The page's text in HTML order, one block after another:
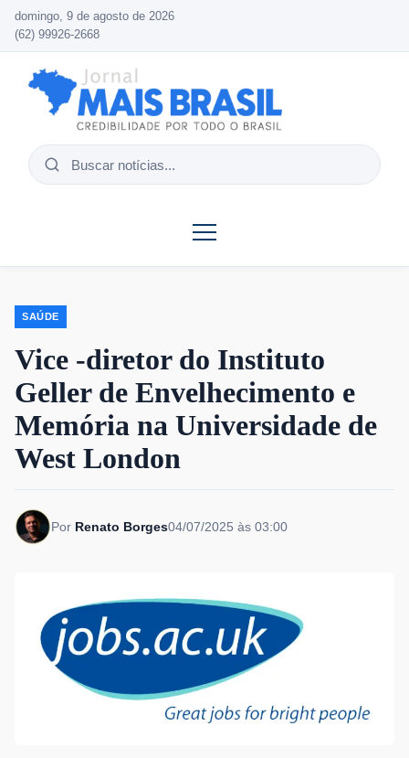
domingo, 9 de agosto de 2026
(62) 99926-2668
Buscar
SAÚDE
Vice -diretor do Instituto
Geller de Envelhecimento e
Memória na Universidade de
West London
Por Renato Borges04/07/2025 às 03:00